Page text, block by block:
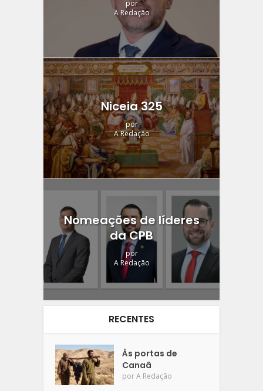
por
A Redação
Niceia 325
por
A Redação
Nomeações de líderes
da CPB
por
A Redação
RECENTES
Às portas de
Canaã
porA Redação